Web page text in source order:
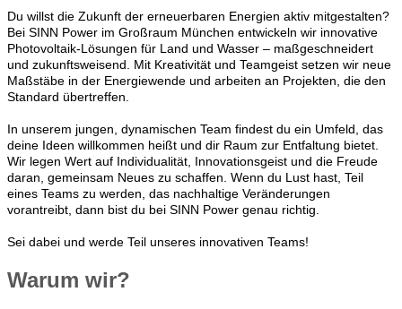
Du willst die Zukunft der erneuerbaren Energien aktiv mitgestalten?
Bei SINN Power im Großraum München entwickeln wir innovative
Photovoltaik-Lösungen für Land und Wasser – maßgeschneidert
und zukunftsweisend. Mit Kreativität und Teamgeist setzen wir neue
Maßstäbe in der Energiewende und arbeiten an Projekten, die den
Standard übertreffen.
In unserem jungen, dynamischen Team findest du ein Umfeld, das
deine Ideen willkommen heißt und dir Raum zur Entfaltung bietet.
Wir legen Wert auf Individualität, Innovationsgeist und die Freude
daran, gemeinsam Neues zu schaffen. Wenn du Lust hast, Teil
eines Teams zu werden, das nachhaltige Veränderungen
vorantreibt, dann bist du bei SINN Power genau richtig.
Sei dabei und werde Teil unseres innovativen Teams!
Warum wir?